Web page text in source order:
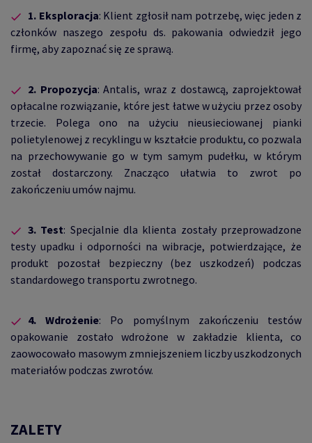
1. Eksploracja: Klient zgłosił nam potrzebę, więc jeden z
członków naszego zespołu ds. pakowania odwiedził jego
firmę, aby zapoznać się ze sprawą.
2. Propozycja: Antalis, wraz z dostawcą, zaprojektował
opłacalne rozwiązanie, które jest łatwe w użyciu przez osoby
trzecie. Polega ono na użyciu nieusieciowanej pianki
polietylenowej z recyklingu w kształcie produktu, co pozwala
na przechowywanie go w tym samym pudełku, w którym
został dostarczony. Znacząco ułatwia to zwrot po
zakończeniu umów najmu.
3. Test: Specjalnie dla klienta zostały przeprowadzone
testy upadku i odporności na wibracje, potwierdzające, że
produkt pozostał bezpieczny (bez uszkodzeń) podczas
standardowego transportu zwrotnego.
4.Wdrożenie: Po pomyślnym zakończeniu testów
opakowanie zostało wdrożone w zakładzie klienta, co
zaowocowało masowym zmniejszeniem liczby uszkodzonych
materiałów podczas zwrotów.
ZALETY